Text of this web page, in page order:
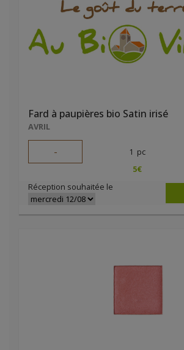
Fard à paupières bio Satin irisé
AVRIL
- 1 pc
5€
Réception souhaitée le